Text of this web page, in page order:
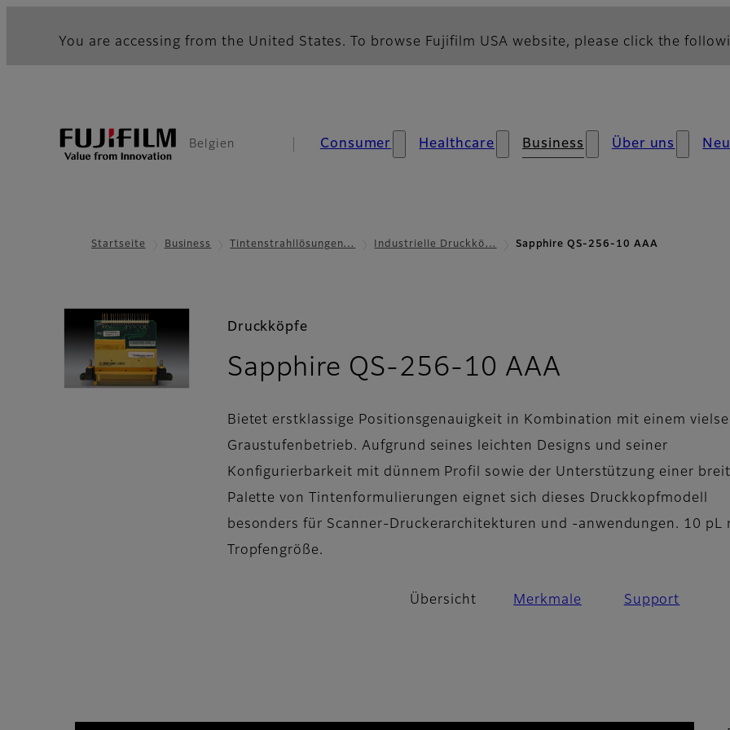
You are accessing from the United States. To browse Fujifilm USA website, please click the
Belgien Consumer Healthcare Business Über uns
Startseite Business Tintenstrahllösungen… Industrielle Druckkö… Sapphire QS-256-10 AAA
Druckköpfe
Sapphire QS-256-10 AAA
Bietet erstklassige Positionsgenauigkeit in Kombination mit einem
Graustufenbetrieb. Aufgrund seines leichten Designs und seiner
Konfigurierbarkeit mit dünnem Profil sowie der Unterstützung einer
Palette von Tintenformulierungen eignet sich dieses Druckkopfmodell
besonders für Scanner-Druckerarchitekturen und -anwendungen. 10 pL
Tropfengröße.
Übersicht Merkmale Support